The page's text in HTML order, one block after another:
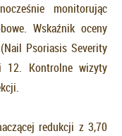
monitorując
Wskaźnik oceny
Psoriasis Severity
Kontrolne wizyty
redukcji z 3,70